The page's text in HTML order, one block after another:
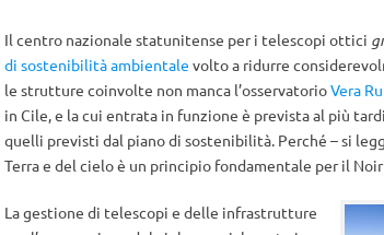
Il centro nazionale statunitense per i telescopi ottici
di sostenibilità ambientale volto a ridurre
le strutture coinvolte non manca l’osservatorioVera
in Cile, e la cui entrata in funzione è prevista al più
quelli previsti dal piano di sostenibilità. Perché – si
Terra e del cielo è un principio fondamentale per il
La gestione di telescopi e delle infrastrutture